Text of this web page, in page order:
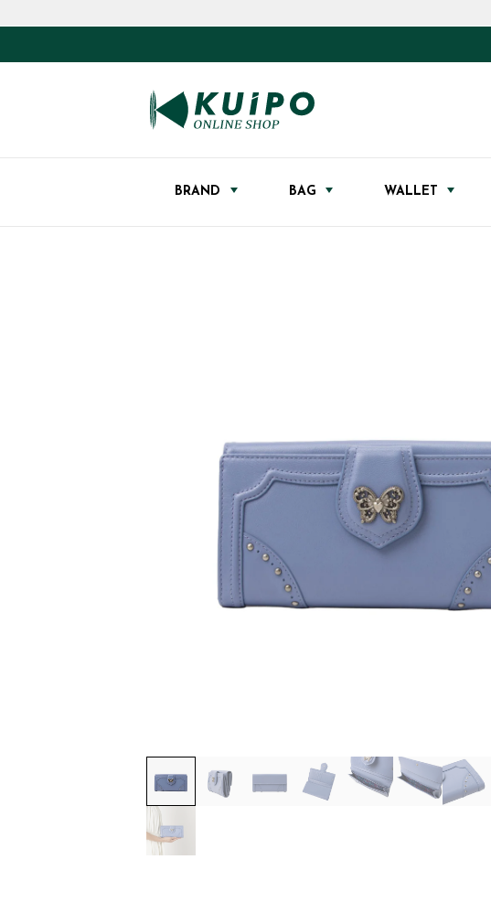
BRAND BAG WALLET